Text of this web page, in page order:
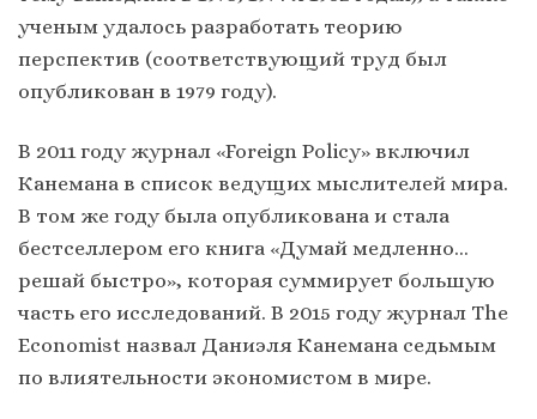
ученым удалось разработать теорию
перспектив (соответствующий труд был
опубликован в 1979 году).
В 2011 году журнал «Foreign Policy» включил
Канемана в список ведущих мыслителей мира.
В том же году была опубликована и стала
бестселлером его книга «Думай медленно…
решай быстро», которая суммирует большую
часть его исследований. В 2015 году журнал The
Economist назвал Даниэля Канемана седьмым
по влиятельности экономистом в мире.